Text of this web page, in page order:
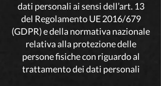
dati personali ai sensi dell’art. 13
del Regolamento UE 2016/679
(GDPR) e della normativa nazionale
relativa alla protezione delle
persone fisiche con riguardo al
trattamento dei dati personali